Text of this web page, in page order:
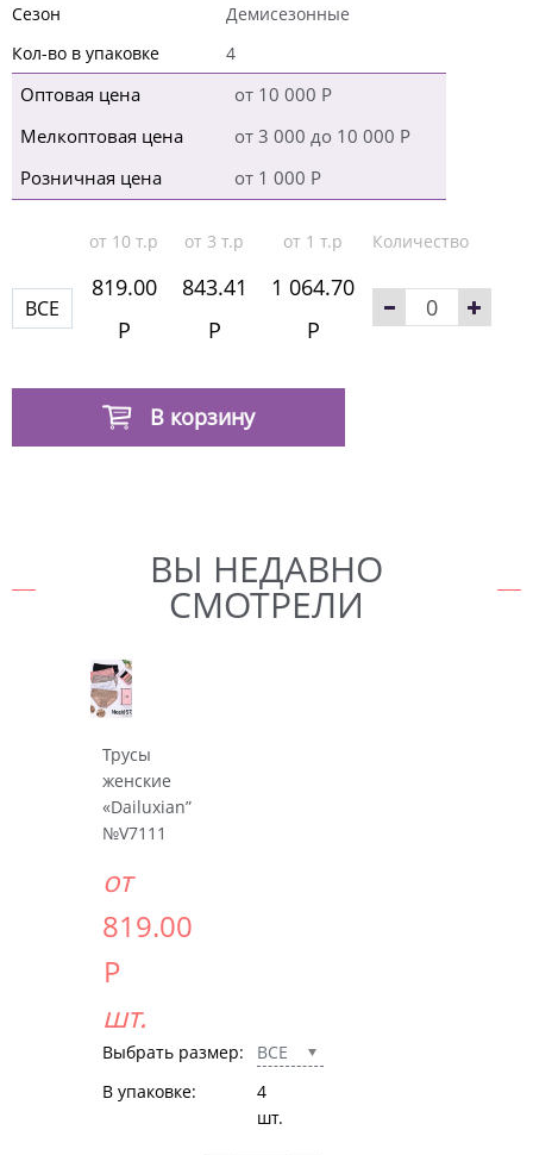
Сезон
Демисезонные
Кол-во в упаковке
4
Оптовая цена
от 10 000 Р
Мелкоптовая цена
от 3 000 до 10 000 Р
Розничная цена
от 1 000 Р
от 10 т.р от 3 т.р от 1 т.р Количество
ВСЕ
819.00
Р
843.41
Р
1 064.70
Р
В корзину
ВЫ НЕДАВНО
СМОТРЕЛИ
Трусы
женские
«Dailuxian”
№V7111
от
819.00
Р
шт.
Выбрать размер:
ВСЕ
В упаковке:
4
шт.